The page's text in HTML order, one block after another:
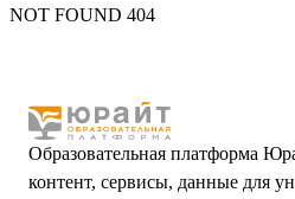
NOT FOUND 404
Образовательная платформа
контент, сервисы, данные для